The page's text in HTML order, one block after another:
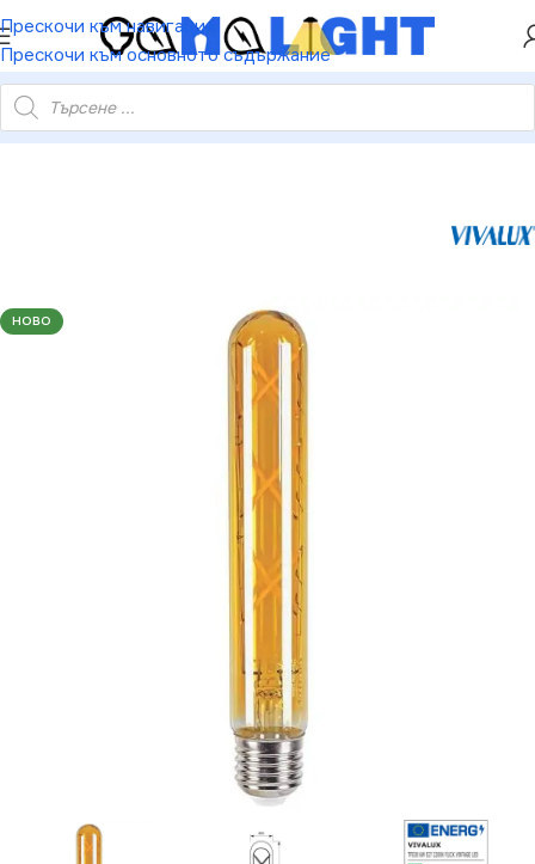
Прескочи към навигация
Прескочи към основното съдържание
НАМАЛЕНИЕ ОТ 5%
лампa FLICK VINTAGE LED TFD30 6W 530lm E27 2200K
НОВО